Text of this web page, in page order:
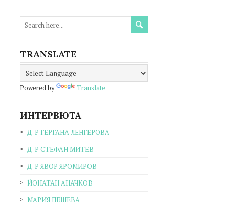
TRANSLATE
Powered by Translate
ИНТЕРВЮТА
Д-Р ГЕРГАНА ЛЕНГЕРОВА
Д-Р СТЕФАН МИТЕВ
Д-Р ЯВОР ЯРОМИРОВ
ЙОНАТАН АНАЧКОВ
МАРИЯ ПЕШЕВА